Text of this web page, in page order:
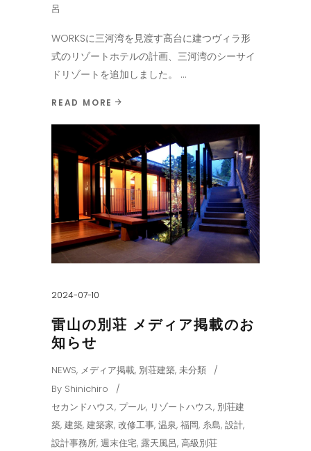
呂
WORKSに三河湾を見渡す高台に建つヴィラ形
式のリゾートホテルの計画、三河湾のシーサイ
ドリゾートを追加しました。
READ MORE
2024-07-10
雷山の別荘 メディア掲載のお
知らせ
NEWS, メディア掲載, 別荘建築, 未分類
By Shinichiro
セカンドハウス, プール, リゾートハウス, 別荘建
築, 建築, 建築家, 改修工事, 温泉, 福岡, 糸島, 設計,
設計事務所, 週末住宅, 露天風呂, 高級別荘